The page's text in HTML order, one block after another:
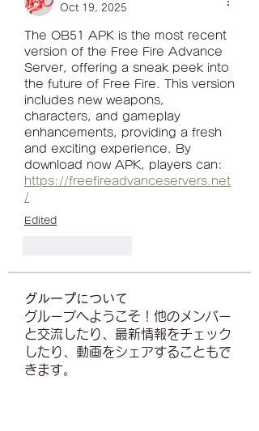
Oct 19, 2025
The OB51 APK is the most recent
version of the Free Fire Advance
Server, offering a sneak peek into
the future of Free Fire. This version
includes new weapons,
characters, and gameplay
enhancements, providing a fresh
and exciting experience. By
https://freefireadvanceservers.net
/
Edited
グループについて
グループへようこそ！他のメンバー
と交流したり、最新情報をチェック
したり、動画をシェアすることもで
きます。